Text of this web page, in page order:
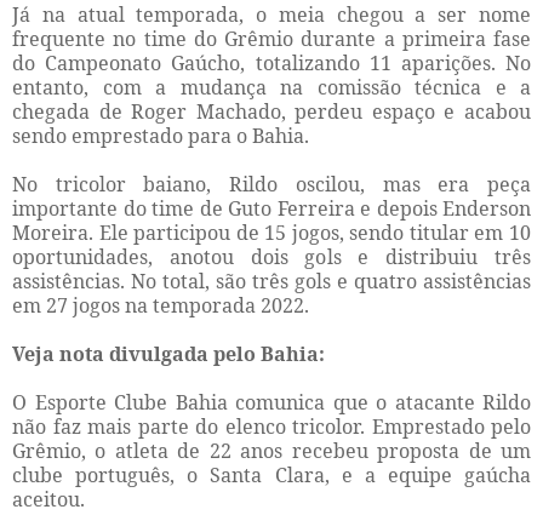
Já na atual temporada, o meia chegou a ser nome
frequente no time do Grêmio durante a primeira fase
do Campeonato Gaúcho, totalizando 11 aparições. No
entanto, com a mudança na comissão técnica e a
chegada de Roger Machado, perdeu espaço e acabou
sendo emprestado para o Bahia.
No tricolor baiano, Rildo oscilou, mas era peça
importante do time de Guto Ferreira e depois Enderson
Moreira. Ele participou de 15 jogos, sendo titular em 10
oportunidades, anotou dois gols e distribuiu três
assistências. No total, são três gols e quatro assistências
em 27 jogos na temporada 2022.
Veja nota divulgada pelo Bahia:
O Esporte Clube Bahia comunica que o atacante Rildo
não faz mais parte do elenco tricolor. Emprestado pelo
Grêmio, o atleta de 22 anos recebeu proposta de um
clube português, o Santa Clara, e a equipe gaúcha
aceitou.